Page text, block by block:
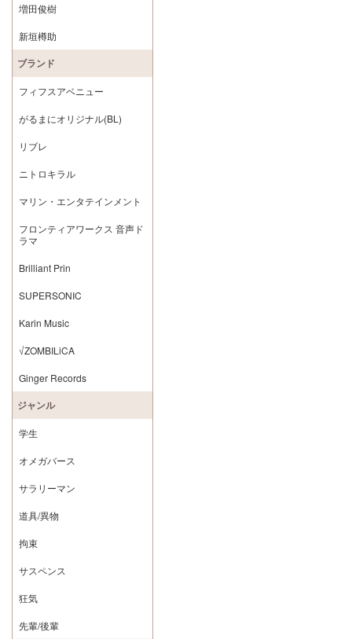
増田俊樹
新垣樽助
ブランド
フィフスアベニュー
がるまにオリジナル(BL)
リブレ
ニトロキラル
マリン・エンタテインメント
フロンティアワークス 音声ド
ラマ
Brilliant Prin
SUPERSONIC
Karin Music
√ZOMBILiCA
Ginger Records
ジャンル
学生
オメガバース
サラリーマン
道具/異物
拘束
サスペンス
狂気
先輩/後輩